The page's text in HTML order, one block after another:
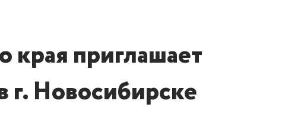
края приглашает
г. Новосибирске